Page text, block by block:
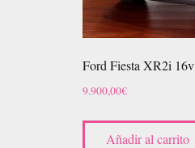
Ford Fiesta XR2i 16v
9.900,00€
Añadir al carrito